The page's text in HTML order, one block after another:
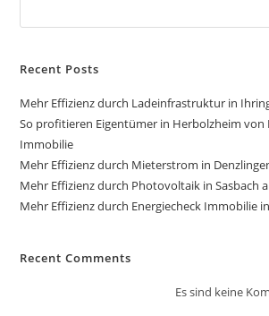
Recent Posts
Mehr Effizienz durch Ladeinfrastruktur in
So profitieren Eigentümer in Herbolzheim von
Immobilie
Mehr Effizienz durch Mieterstrom in
Mehr Effizienz durch Photovoltaik in Sasbach
Mehr Effizienz durch Energiecheck Immobilie
Recent Comments
Es sind keine